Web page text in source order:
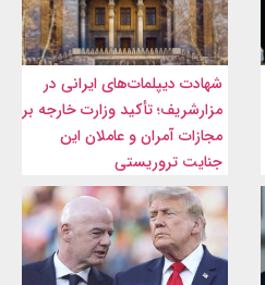
شهادت‌ دیپلمات‌های ایرانی در
مزارشریف؛ تأکید وزارت خارجه بر
مجازات آمران و عاملان این
جنایت تروریستی